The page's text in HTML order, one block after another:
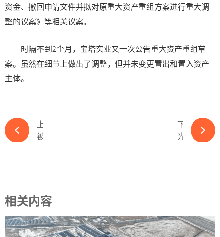
资金、撤回申请文件并拟对原重大资产重组方案进行重大调
整的议案》等相关议案。
时隔不到2个月，宝塔实业又一次公告重大资产重组草
案。虽然在细节上做出了调整，但并未变更置出和置入资产
主体。
下一篇
光伏行业 2025 转型元年：光伏人必须掌握的 五大个技能！-ky体育APP官网下载
相关内容